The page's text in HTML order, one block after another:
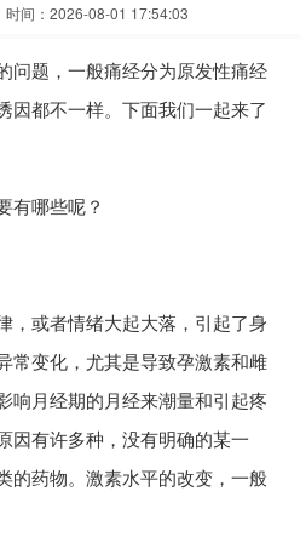
塞是什么原因引起的有哪些表现
塞不能怀孕怎么办 有哪些治疗方
管堵塞治疗费用大概多少钱
时间：2026-08-01 17:54:03
问题，一般痛经分为原发性痛经
因都不一样。下面我们一起来了
有哪些呢？
，或者情绪大起大落，引起了身
常变化，尤其是导致孕激素和雌
响月经期的月经来潮量和引起疼
因有许多种，没有明确的某一
的药物。激素水平的改变，一般